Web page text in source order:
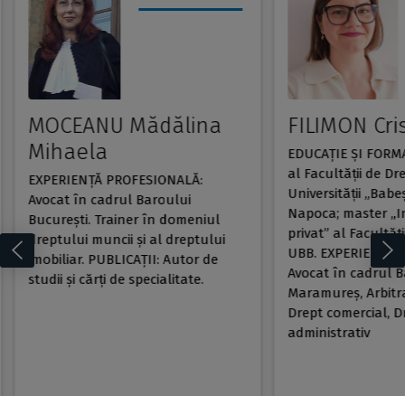
MOCEANU Mădălina
Mihaela
EXPERIENŢĂ PROFESIONALĂ:
Avocat în cadrul Baroului
Bucureşti. Trainer în domeniul
dreptului muncii şi al dreptului
imobiliar. PUBLICAŢII: Autor de
studii şi cărţi de specialitate.
FILIMON
EDUCAŢIE ŞI
al Facultăţii de
Universităţii
Napoca; master
privat” al
UBB. EXPERIENŢĂ
Avocat în cadrul
Maramureş,
Drept comercial,
administrativ